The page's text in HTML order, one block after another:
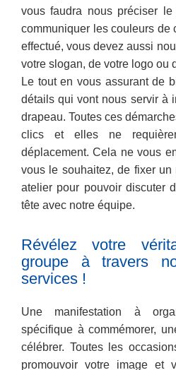
vous faudra nous préciser
communiquer les couleurs de
effectué, vous devez aussi
votre slogan, de votre logo ou
Le tout en vous assurant de
détails qui vont nous servir à
drapeau. Toutes ces
clics et elles ne
déplacement. Cela ne vous
vous le souhaitez, de fixer un
atelier pour pouvoir discuter
tête avec notre équipe.
Révélez votre
groupe à travers
services !
Une manifestation à
spécifique à commémorer,
célébrer. Toutes les
promouvoir votre image et